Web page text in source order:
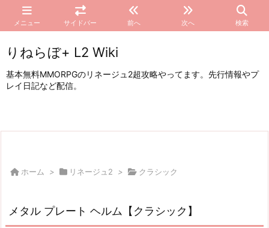
メニュー サイドバー 前へ 次へ 検索
りねらぼ+ L2 Wiki
基本無料MMORPGのリネージュ2超攻略やってます。先行情報やプ
レイ日記など配信。
ホーム > リネージュ2 > クラシック
メタル プレート ヘルム【クラシック】